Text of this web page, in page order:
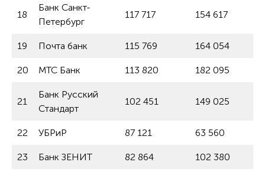
18
Банк Санкт-
Петербург
117 717 154 617
19 Почта банк 115 769 164 054
20 МТС Банк 113 820 182 095
21
Банк Русский
Стандарт
102 451 149 025
22 УБРиР 87 121 63 560
23 Банк ЗЕНИТ 82 864 102 380